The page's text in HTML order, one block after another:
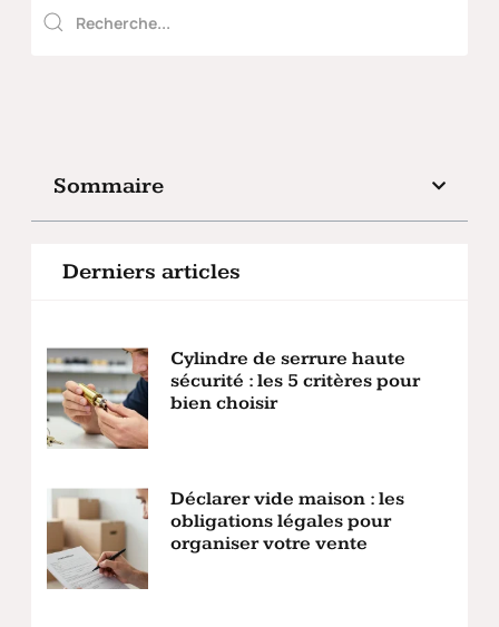
Sommaire
Derniers articles
Cylindre de serrure haute
sécurité : les 5 critères pour
bien choisir
Déclarer vide maison : les
obligations légales pour
organiser votre vente